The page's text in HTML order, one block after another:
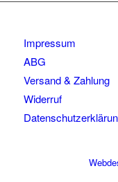
Impressum
ABG
Versand & Zahlung
Widerruf